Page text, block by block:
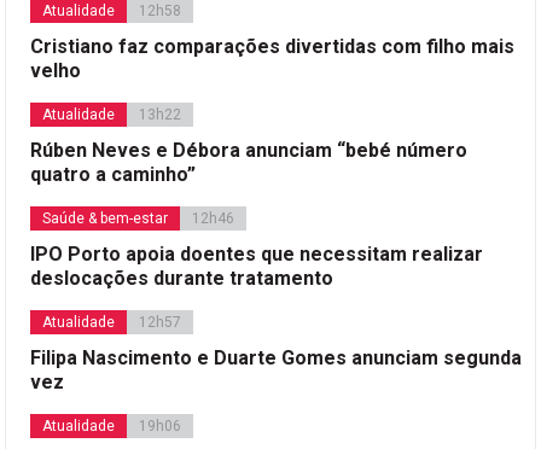
Atualidade 12h58
Cristiano faz comparações divertidas com filho mais
velho
Atualidade 13h22
Rúben Neves e Débora anunciam “bebé número
quatro a caminho”
Saúde & bem-estar 12h46
IPO Porto apoia doentes que necessitam realizar
deslocações durante tratamento
Atualidade 12h57
Filipa Nascimento e Duarte Gomes anunciam segunda
vez
Atualidade 19h06